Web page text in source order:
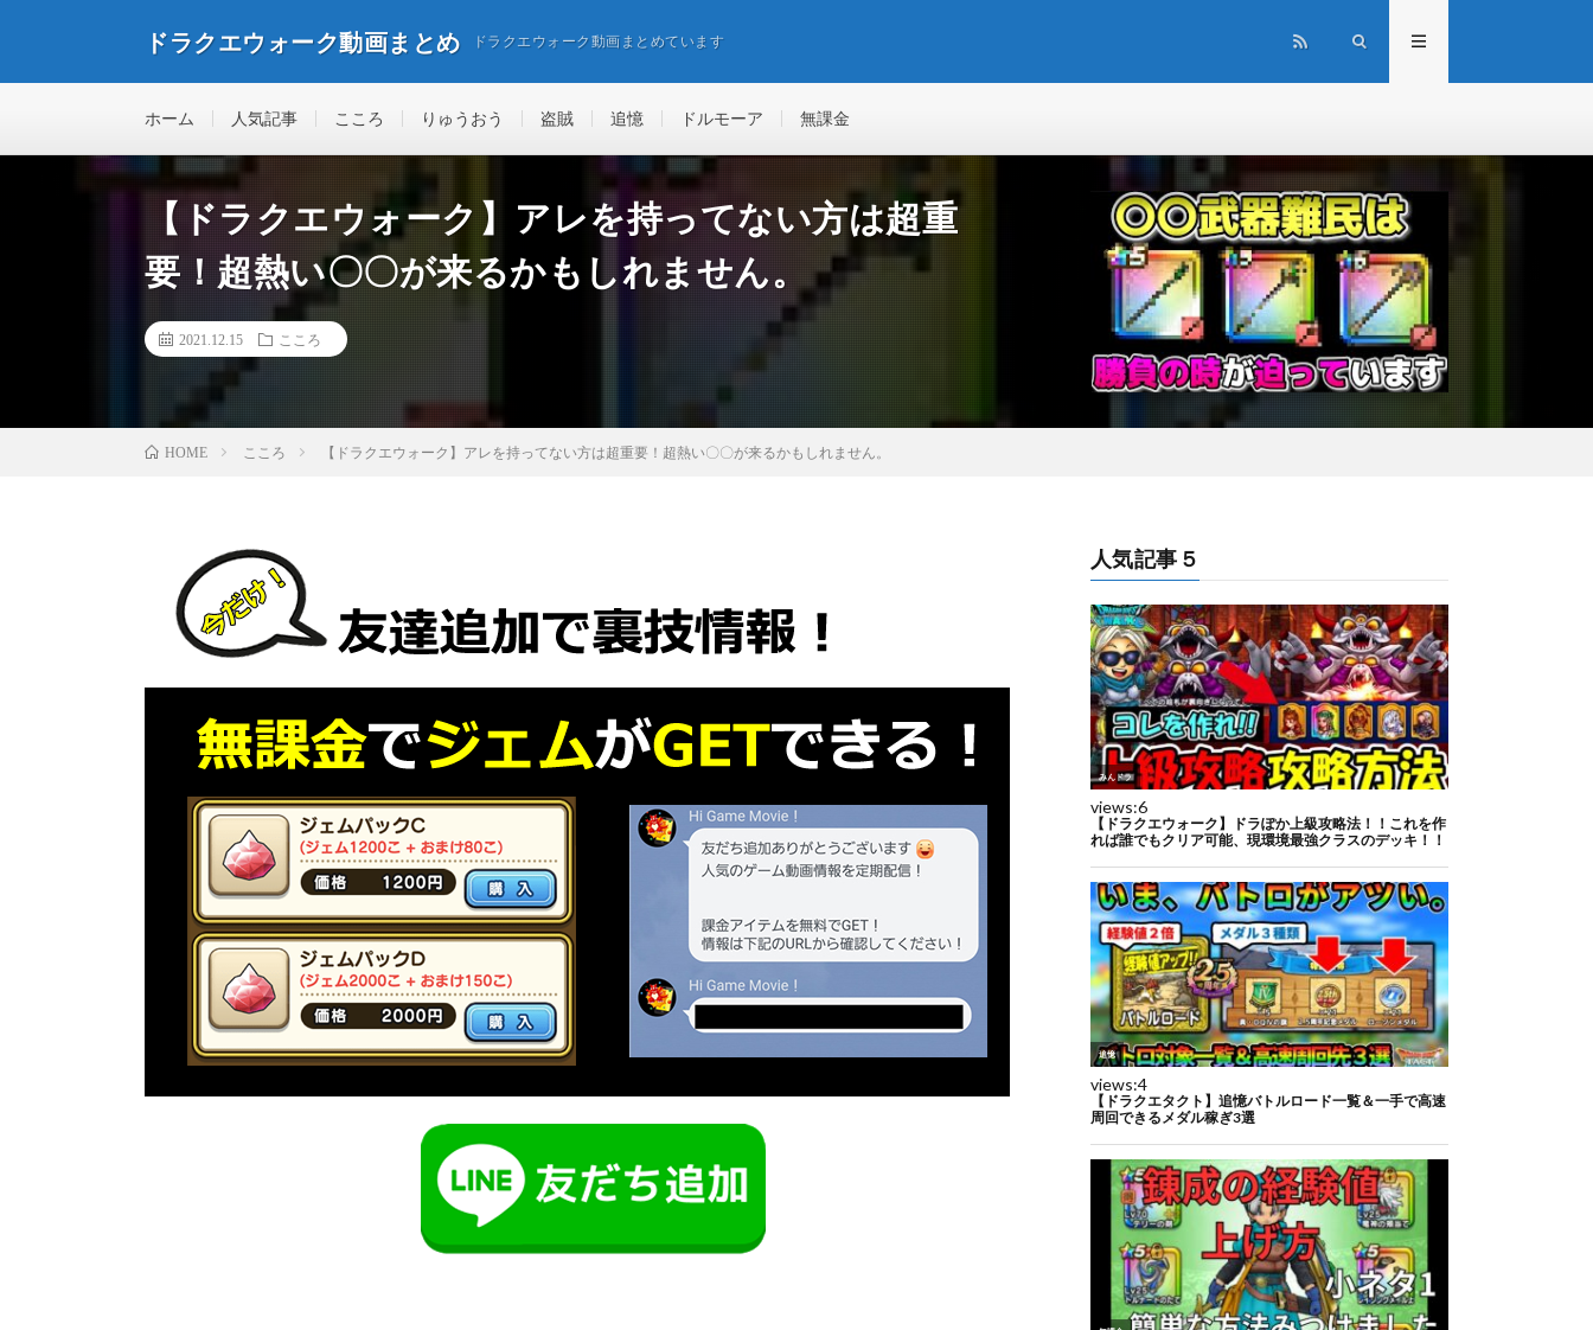
ドラクエウォーク動画まとめ ドラクエウォーク動画まとめています
ホーム 人気記事 こころ りゅうおう 盗賊 追憶 ドルモーア 無課金
【ドラクエウォーク】アレを持ってない方は超重
要！超熱い〇〇が来るかもしれません。
2021.12.15 こころ
HOME こころ 【ドラクエウォーク】アレを持ってない方は超重要！超熱い〇〇が来るかもしれません。
人気記事５